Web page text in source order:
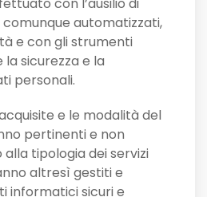
con l’ausilio di
automatizzati,
e con gli strumenti
sicurezza e la
personali.
e le modalità del
pertinenti e non
tipologia dei servizi
altresì gestiti e
informatici sicuri e